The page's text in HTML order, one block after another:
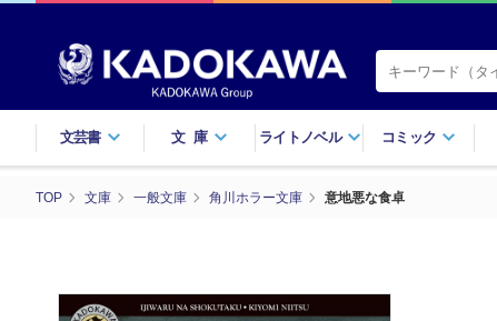
文芸書 文庫 ライトノベル コミック
TOP 文庫 一般文庫 角川ホラー文庫 意地悪な食卓